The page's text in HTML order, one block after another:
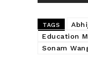
TAGS
Education
Sonam